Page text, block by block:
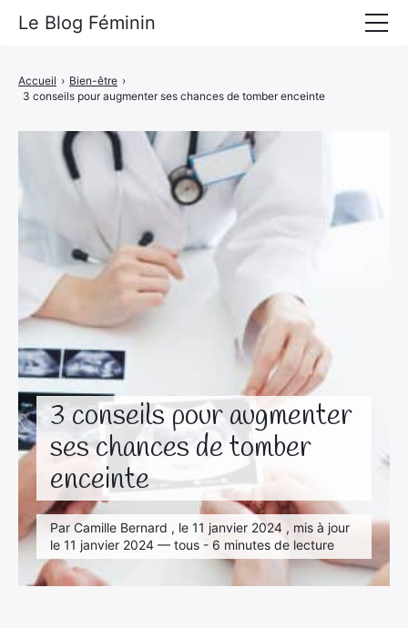
3 conseils pour augmenter
ses chances de tomber
enceinte
Par Camille Bernard , le 11 janvier 2024 , mis à jour
le 11 janvier 2024 — tous - 6 minutes de lecture
Accueil › Bien-être ›
3 conseils pour augmenter ses chances de tomber enceinte
Le Blog Féminin
Alimentation
Beauté
Bien-être
Voyages
Déco & Maison